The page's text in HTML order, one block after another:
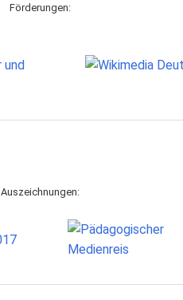
Förderungen:
Auszeichnungen: